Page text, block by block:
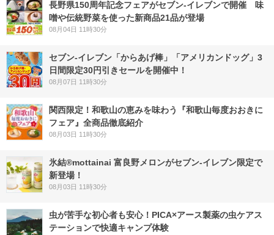
長野県150周年記念フェアがセブン-イレブンで開催 味
噌や伝統野菜を使った新商品21品が登場
08月04日 11時30分
セブン‐イレブン「からあげ棒」「アメリカンドッグ」3
日間限定30円引きセールを開催中！
08月07日 11時30分
関西限定！和歌山の恵みを味わう『和歌山毎度おおきに
フェア』全商品徹底紹介
08月03日 11時30分
氷結®mottainai 富良野メロンがセブン‐イレブン限定で
新登場！
08月03日 11時30分
虫が苦手な初心者も安心！PICA×アース製薬の虫ケアス
テーションで快適キャンプ体験